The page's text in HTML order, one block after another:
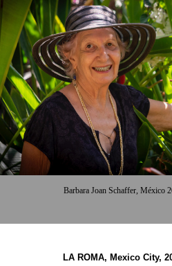
Barbara Joan Schaffer, México
LA ROMA, Mexico City,